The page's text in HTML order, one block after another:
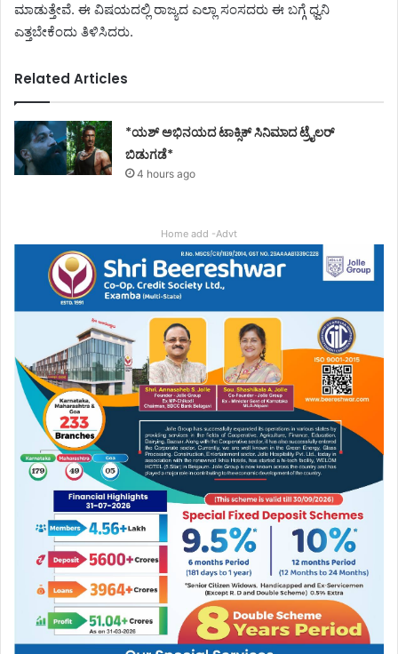
ಮಾಡುತ್ತೇವೆ. ಈ ವಿಷಯದಲ್ಲಿ ರಾಜ್ಯದ ಎಲ್ಲಾ ಸಂಸದರು ಈ ಬಗ್ಗೆ ಧ್ವನಿ
ಎತ್ತಬೇಕೆಂದು ತಿಳಿಸಿದರು.
Related Articles
*ಯಶ್ ಅಭಿನಯದ ಟಾಕ್ಸಿಕ್ ಸಿನಿಮಾದ ಟ್ರೈಲರ್
ಬಿಡುಗಡೆ*
4 hours ago
Home add -Advt